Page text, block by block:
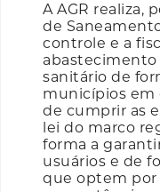
A AGR realiza,
de
controle e a
sanitário de
municípios em
de cumprir as
lei do marco
forma a
usuários e de
que optem por